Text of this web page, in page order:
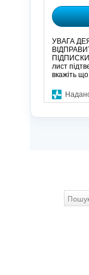
УВАГА
лист
вкажіть